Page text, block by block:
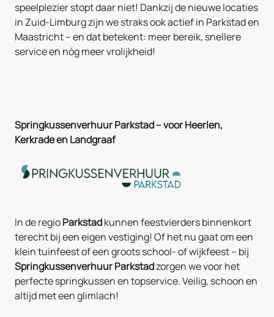
speelplezier stopt daar niet! Dankzij de nieuwe locaties
in Zuid-Limburg zijn we straks ook actief in Parkstad en
Maastricht – en dat betekent: meer bereik, snellere
service en nóg meer vrolijkheid!
Springkussenverhuur Parkstad – voor Heerlen,
Kerkrade en Landgraaf
In de regioParkstadkunnen feestvierders binnenkort
terecht bij een eigen vestiging! Of het nu gaat om een
klein tuinfeest of een groots school- of wijkfeest – bij
Springkussenverhuur Parkstadzorgen we voor het
perfecte springkussen en topservice. Veilig, schoon en
altijd met een glimlach!